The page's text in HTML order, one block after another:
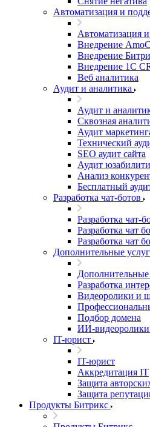
Автоматизация и
Автоматизация
Внедрение
Внедрение
Внедрение 1C
Веб аналитика
Аудит и аналитика
Аудит и
Сквозная
Аудит
Технический
SEO аудит сайта
Аудит юзабилити
Анализ
Бесплатный
Разработка чат-ботов
Разработка чат-
Разработка чат
Разработка чат
Дополнительные
Дополнительные
Разработка
Видеоролики и
Подбор домена
ИИ-видеоролики
IT-юрист
IT-юрист
Аккредитация IT
Защита
Защита
Продукты Битрикс